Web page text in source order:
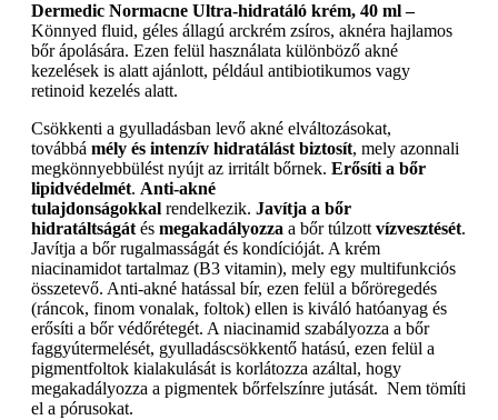
Dermedic Normacne Ultra-hidratáló krém, 40 ml –
Könnyed fluid, géles állagú arckrém zsíros, aknéra hajlamos
bőr ápolására. Ezen felül használata különböző akné
kezelések is alatt ajánlott, például antibiotikumos vagy
retinoid kezelés alatt.
Csökkenti a gyulladásban levő akné elváltozásokat,
továbbá mély és intenzív hidratálást biztosít, mely azonnali
megkönnyebbülést nyújt az irritált bőrnek. Erősíti a bőr
lipidvédelmét. Anti-akné
tulajdonságokkal rendelkezik. Javítja a bőr
hidratáltságátés megakadályozza a bőr túlzottvízvesztését.
Javítja a bőr rugalmasságát és kondícióját. A krém
niacinamidot tartalmaz (B3 vitamin), mely egy multifunkciós
összetevő. Anti-akné hatással bír, ezen felül a bőröregedés
(ráncok, finom vonalak, foltok) ellen is kiváló hatóanyag és
erősíti a bőr védőrétegét. A niacinamid szabályozza a bőr
faggyútermelését, gyulladáscsökkentő hatású, ezen felül a
pigmentfoltok kialakulását is korlátozza azáltal, hogy
megakadályozza a pigmentek bőrfelszínre jutását. Nem tömíti
el a pórusokat.